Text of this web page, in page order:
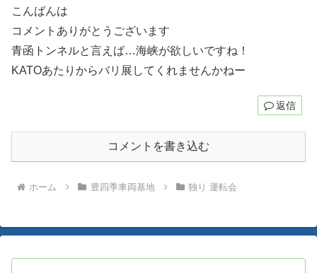
こんばんは
コメントありがとうございます
青函トンネルと言えば…海峡が欲しいですね！
KATOあたりからバリ展してくれませんかねー
返信
コメントを書き込む
ホーム 豊四季車両基地 独り 運転会